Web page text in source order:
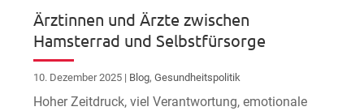
Ärztinnen und Ärzte zwischen
Hamsterrad und Selbstfürsorge
10. Dezember 2025 | Blog,Gesundheitspolitik
Hoher Zeitdruck, viel Verantwortung, emotionale